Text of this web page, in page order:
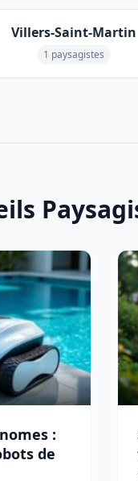
Villers-Saint-Martin
1 paysagistes
:
de